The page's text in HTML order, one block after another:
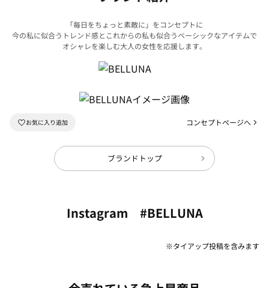
「毎日をちょっと素敵に」をコンセプトに
今の私に似合うトレンド感とこれからの私も似合うベーシックなアイテムで
オシャレを楽しむ大人の女性を応援します。
コンセプトページへ
ブランドトップ
Instagram #BELLUNA
※タイアップ投稿を含みます